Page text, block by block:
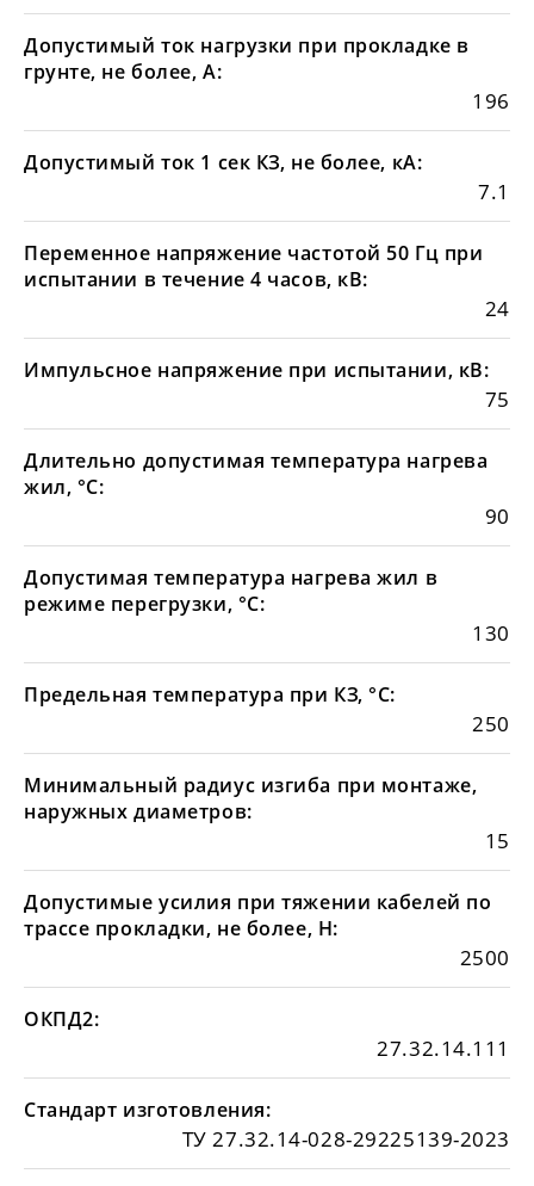
Допустимый ток нагрузки при прокладке в
грунте, не более, А:
196
Допустимый ток 1 сек КЗ, не более, кА:
7.1
Переменное напряжение частотой 50 Гц при
испытании в течение 4 часов, кВ:
24
Импульсное напряжение при испытании, кВ:
75
Длительно допустимая температура нагрева
жил, °С:
90
Допустимая температура нагрева жил в
режиме перегрузки, °С:
130
Предельная температура при КЗ, °С:
250
Минимальный радиус изгиба при монтаже,
наружных диаметров:
15
Допустимые усилия при тяжении кабелей по
трассе прокладки, не более, Н:
2500
ОКПД2:
27.32.14.111
Стандарт изготовления:
ТУ 27.32.14-028-29225139-2023